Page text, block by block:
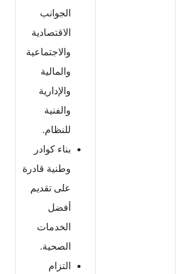
الجوانب
الاقتصادية
والاجتماعية
والمالية
والإدارية
والفنية
للنظام.
بناء كوادر
وطنية قادرة
على تقديم
أفضل
الخدمات
الصحية.
التزام